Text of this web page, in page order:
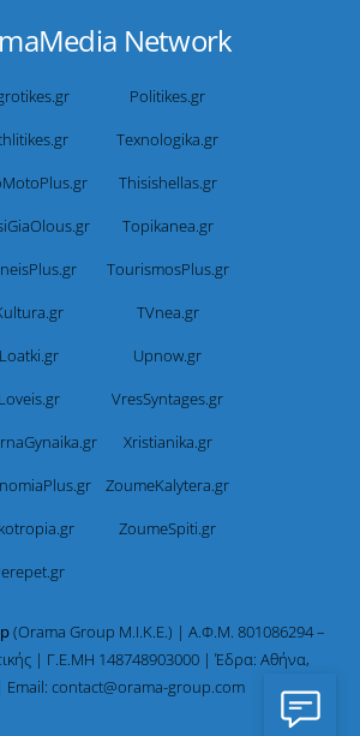
Network
Politikes.gr
Texnologika.gr
Thisishellas.gr
Topikanea.gr
TourismosPlus.gr
TVnea.gr
Loatki.gr
Upnow.gr
Loveis.gr
VresSyntages.gr
Xristianika.gr
ZoumeKalytera.gr
ZoumeSpiti.gr
(Orama Group Μ.Ι.Κ.Ε.) | Α.Φ.Μ. 801086294 –
| Γ.Ε.ΜΗ 148748903000 | Έδρα: Αθήνα,
contact@orama-group.com